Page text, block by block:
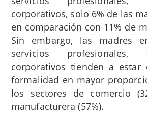
corporativos, solo 6% de las
en comparación con 11% de
Sin embargo, las madres
servicios profesionales,
corporativos tienden a estar
formalidad en mayor
los sectores de comercio
manufacturera (57%).